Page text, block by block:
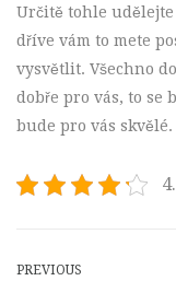
Určitě tohle udělejte
dříve vám to mete
vysvětlit. Všechno
dobře pro vás, to se
bude pro vás skvělé.
Previous
PREVIOUS